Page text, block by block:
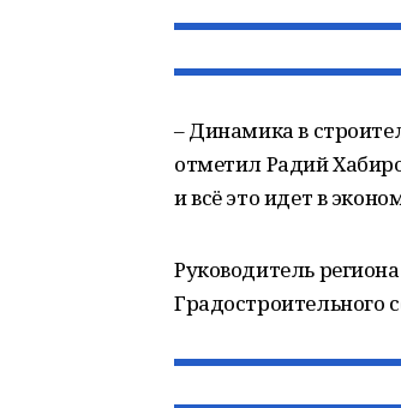
– Динамика в
отметил Радий
и всё это идет в
Руководитель
Градостроительного